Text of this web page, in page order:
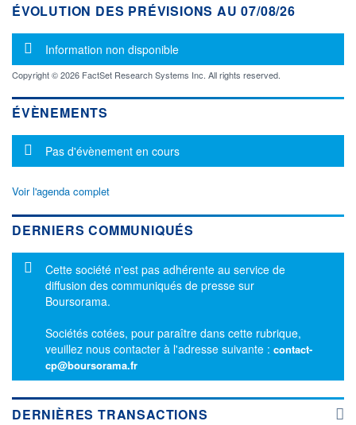
ÉVOLUTION DES PRÉVISIONS AU 07/08/26
Message d'information
Information non disponible
Copyright © 2026 FactSet Research Systems Inc. All rights reserved.
ÉVÈNEMENTS
Message d'information
Pas d'évènement en cours
Voir l'agenda complet
DERNIERS COMMUNIQUÉS
Message d'information
Cette société n'est pas adhérente au service de
diffusion des communiqués de presse sur
Boursorama.
Sociétés cotées, pour paraître dans cette rubrique,
veuillez nous contacter à l'adresse suivante : contact-
cp@boursorama.fr
DERNIÈRES TRANSACTIONS